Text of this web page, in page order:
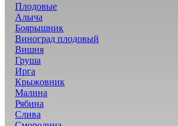
Плодовые
Алыча
Боярышник
Виноград плодовый
Вишня
Груша
Ирга
Крыжовник
Малина
Рябина
Слива